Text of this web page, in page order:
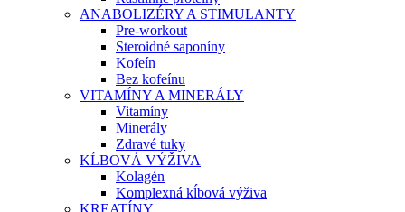
ANABOLIZÉRY A STIMULANTY
Pre-workout
Steroidné saponíny
Kofeín
Bez kofeínu
VITAMÍNY A MINERÁLY
Vitamíny
Minerály
Zdravé tuky
KĹBOVÁ VÝŽIVA
Kolagén
Komplexná kĺbová výživa